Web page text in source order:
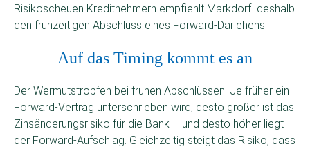
Risikoscheuen Kreditnehmern empfiehlt Markdorf deshalb
den frühzeitigen Abschluss eines Forward-Darlehens.
Auf das Timing kommt es an
Der Wermutstropfen bei frühen Abschlüssen: Je früher ein
Forward-Vertrag unterschrieben wird, desto größer ist das
Zinsänderungsrisiko für die Bank – und desto höher liegt
der Forward-Aufschlag. Gleichzeitig steigt das Risiko, dass